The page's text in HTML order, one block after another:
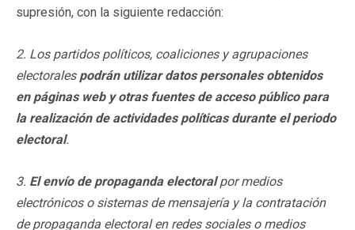
supresión, con la siguiente redacción:
2. Los partidos políticos, coaliciones y agrupaciones
electorales podrán utilizar datos personales obtenidos
en páginas web y otras fuentes de acceso público para
la realización de actividades políticas durante el periodo
electoral.
3. El envío de propaganda electoralpor medios
electrónicos o sistemas de mensajería y la contratación
de propaganda electoral en redes sociales o medios